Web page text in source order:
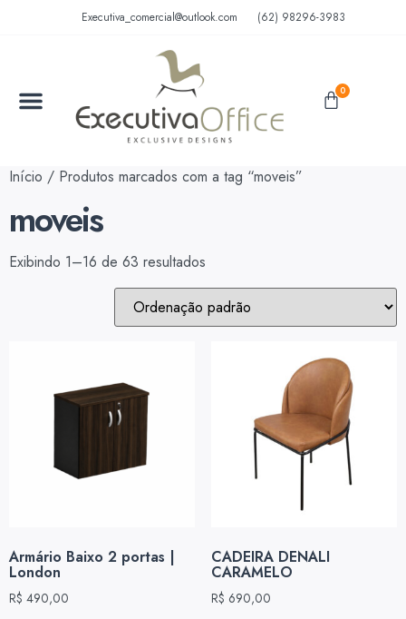
Executiva_comercial@outlook.com (62) 98296-3983
0
Início / Produtos marcados com a tag “moveis”
moveis
Exibindo 1–16 de 63 resultados
Armário Baixo 2 portas |
London
R$ 490,00
CADEIRA DENALI
CARAMELO
R$ 690,00